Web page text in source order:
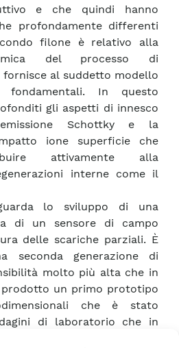
e che quindi hanno
profondamente differenti
filone è relativo alla
del processo di
fornisce al suddetto modello
In questo
gli aspetti di innesco
Schottky e la
ione superficie che
attivamente alla
interne come il
lo sviluppo di una
di un sensore di campo
delle scariche parziali. È
seconda generazione di
molto più alta che in
prodotto un primo prototipo
che è stato
di laboratorio che in
realistiche.